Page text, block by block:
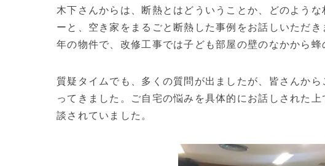
木下さんからは、断熱とはどういうことか、どのよう
ーと、空き家をまるごと断熱した事例をお話しいただ
年の物件で、改修工事では子ども部屋の壁のなかから蜂
質疑タイムでも、多くの質問が出ましたが、皆さんか
ってきました。ご自宅の悩みを具体的にお話しされた
談されていました。